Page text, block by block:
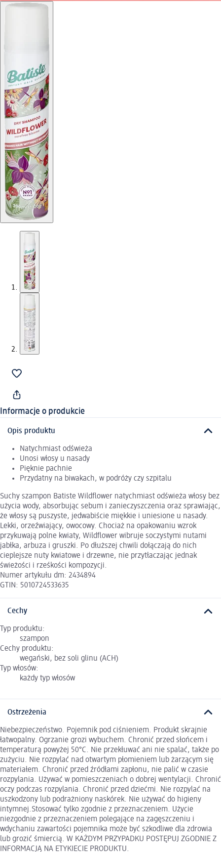
Informacje o produkcie
Opis produktu
Natychmiast odświeża
Unosi włosy u nasady
Pięknie pachnie
Przydatny na biwakach, w podróży czy szpitalu
Suchy szampon Batiste Wildflower natychmiast odświeża włosy bez
użycia wody, absorbując sebum i zanieczyszczenia oraz sprawiając,
że włosy są puszyste, jedwabiście miękkie i uniesione u nasady.
Lekki, orzeźwiający, owocowy. Chociaż na opakowaniu wzrok
przykuwają polne kwiaty, Wildflower wibruje soczystymi nutami
jabłka, arbuza i gruszki. Po dłuższej chwili dołączają do nich
cieplejsze nuty kwiatowe i drzewne, nie przytłaczając jednak
świeżości i rześkości kompozycji.
Numer artykułu dm: 2434894
GTIN: 5010724533635
Cechy
Typ produktu:
szampon
Cechy produktu:
wegański, bez soli glinu (ACH)
Typ włosów:
każdy typ włosów
Ostrzeżenia
Niebezpieczeństwo. Pojemnik pod ciśnieniem. Produkt skrajnie
łatwopalny. Ogrzanie grozi wybuchem. Chronić przed słońcem i
temperaturą powyżej 50°C. Nie przekłuwać ani nie spalać, także po
zużyciu. Nie rozpylać nad otwartym płomieniem lub żarzącym się
materiałem. Chronić przed źródłami zapłonu, nie palić w czasie
rozpylania. Używać w pomieszczeniach o dobrej wentylacji. Chronić
oczy podczas rozpylania. Chronić przed dziećmi. Nie rozpylać na
uszkodzony lub podrażniony naskórek. Nie używać do higieny
intymnej.Stosować tylko zgodnie z przeznaczeniem. Użycie
niezgodnie z przeznaczeniem polegające na zagęszczeniu i
wdychaniu zawartości pojemnika może być szkodliwe dla zdrowia
lub grozić śmiercią. W KAŻDYM PRZYPADKU POSTĘPUJ ZGODNIE Z
INFORMACJĄ NA ETYKIECIE PRODUKTU.